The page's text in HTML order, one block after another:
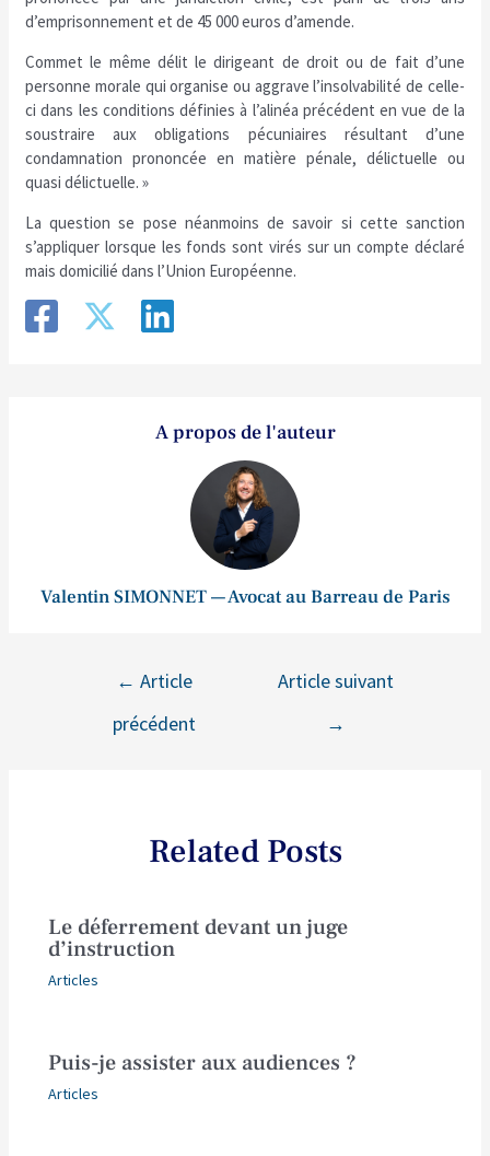
d’emprisonnement et de 45 000 euros d’amende.
Commet le même délit le dirigeant de droit ou de fait d’une
personne morale qui organise ou aggrave l’insolvabilité de celle-
ci dans les conditions définies à l’alinéa précédent en vue de la
soustraire aux obligations pécuniaires résultant d’une
condamnation prononcée en matière pénale, délictuelle ou
quasi délictuelle. »
La question se pose néanmoins de savoir si cette sanction
s’appliquer lorsque les fonds sont virés sur un compte déclaré
mais domicilié dans l’Union Européenne.
A propos de l'auteur
Valentin SIMONNET — Avocat au Barreau de Paris
← Article
précédent
Article suivant
→
Related Posts
Le déferrement devant un juge
d’instruction
Articles
Puis-je assister aux audiences ?
Articles